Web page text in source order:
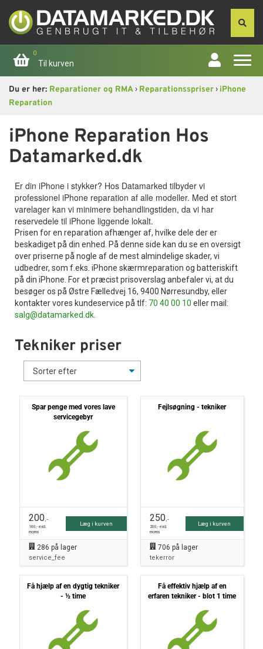
0
Til kurven
Forside
Apple
Computer
Skærme
Smartphone
Tablet
Tilbehør
Reparationer og RMA
Reservedele
B2B-Opkøb
>>BACK-2-SCHOOL<<
Du er her: Reparationer og RMA› Reparationsspriser› iPhone
Reparation
iPhone Reparation Hos
Datamarked.dk
Er din iPhone i stykker? Hos Datamarked tilbyder vi
professionel iPhone reparation af alle modeller. Med et stort
varelager kan vi minimere behandlingstiden, da vi har
reservedele til iPhone liggende lokalt.
Prisen for en reparation afhænger af, hvilke dele der er
beskadiget på din enhed. På denne side kan du se en oversigt
over priserne på nogle af de mest almindelige skader, vi
udbedrer, som f.eks. iPhone skærmreparation og batteriskift
på din iPhone. For et præcist prisoverslag anbefaler vi, at du
besøger os på Østre Fælledvej 16, 9400 Nørresundby, eller
kontakter vores kundeservice på tlf: 70 40 00 10 eller mail:
salg@datamarked.dk
Tekniker priser
Spar penge med vores lave
servicegebyr
200,-
160,- excl.
moms
Læg i kurven
286 på lager
service_fee
Fejlsøgning - tekniker
250,-
200,- excl.
moms
Læg i kurven
706 på lager
tekerror
Få hjælp af en dygtig tekniker
- ½ time
Få effektiv hjælp af en
erfaren tekniker - blot 1 time